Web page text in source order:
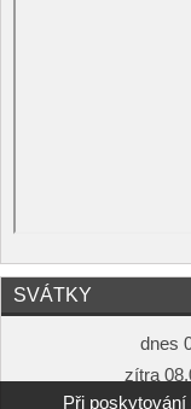
SVÁTKY
dnes
zítra
Při